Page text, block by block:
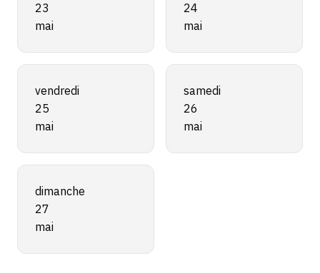
23
mai
24
mai
vendredi
25
mai
samedi
26
mai
dimanche
27
mai